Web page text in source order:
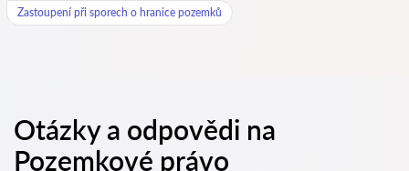
Zastoupení při sporech o hranice pozemků
Otázky a odpovědi na
Pozemkové právo